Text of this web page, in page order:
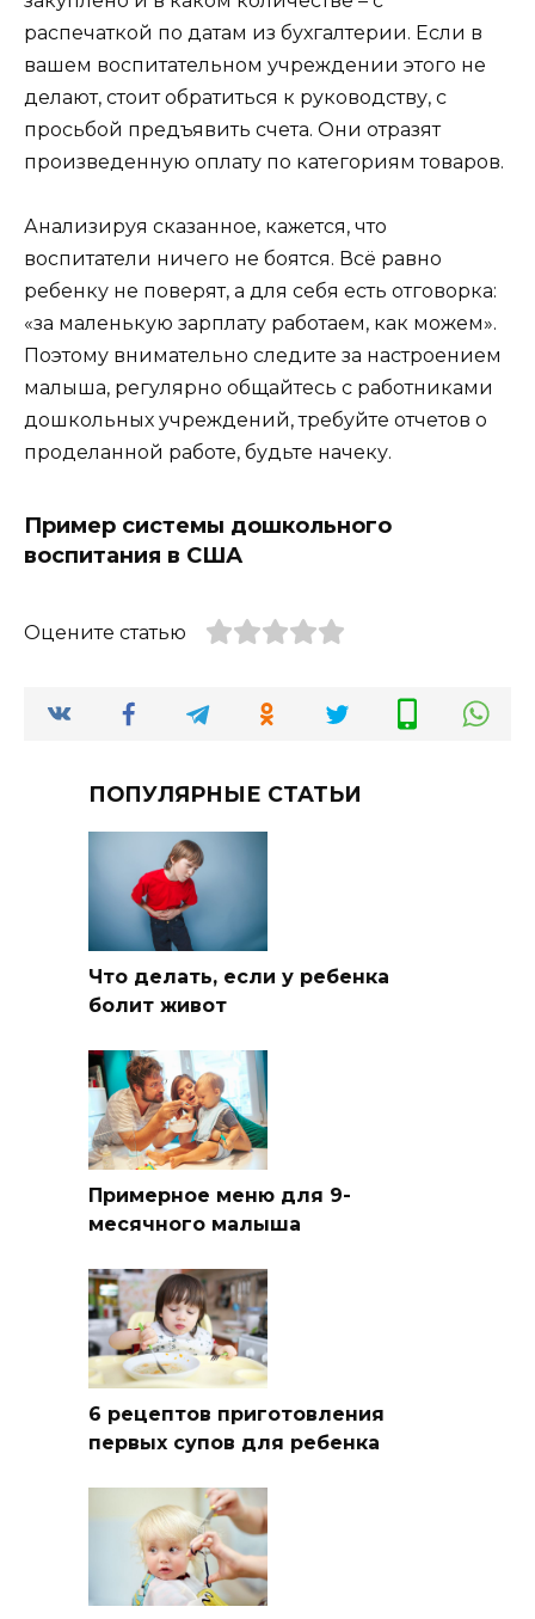
распечаткой по датам из бухгалтерии. Если в
вашем воспитательном учреждении этого не
делают, стоит обратиться к руководству, с
просьбой предъявить счета. Они отразят
произведенную оплату по категориям товаров.
Анализируя сказанное, кажется, что
воспитатели ничего не боятся. Всё равно
ребенку не поверят, а для себя есть отговорка:
«за маленькую зарплату работаем, как можем».
Поэтому внимательно следите за настроением
малыша, регулярно общайтесь с работниками
дошкольных учреждений, требуйте отчетов о
проделанной работе, будьте начеку.
Пример системы дошкольного
воспитания в США
Оцените статью
ПОПУЛЯРНЫЕ СТАТЬИ
Что делать, если у ребенка
болит живот
Примерное меню для 9-
месячного малыша
6 рецептов приготовления
первых супов для ребенка